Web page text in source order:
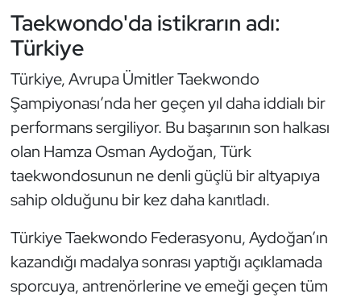
Taekwondo'da istikrarın adı:
Türkiye
Türkiye, Avrupa Ümitler Taekwondo
Şampiyonası’nda her geçen yıl daha iddialı bir
performans sergiliyor. Bu başarının son halkası
olan Hamza Osman Aydoğan, Türk
taekwondosunun ne denli güçlü bir altyapıya
sahip olduğunu bir kez daha kanıtladı.
Türkiye Taekwondo Federasyonu, Aydoğan’ın
kazandığı madalya sonrası yaptığı açıklamada
sporcuya, antrenörlerine ve emeği geçen tüm
Motor Sporları
Muay Thai
Okçuluk
Optimist
Oryantiring
Özel Sporcular
Paralimpik